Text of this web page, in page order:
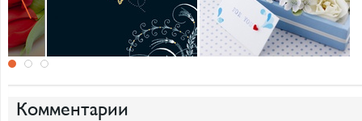
Комментарии